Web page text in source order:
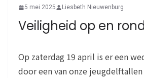
5 mei 2025 Liesbeth Nieuwenburg
Veiligheid op en
Op zaterdag 19 april is er een
door een van onze